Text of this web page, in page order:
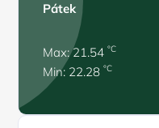
Pátek
Max: 21.54°C
Min: 22.28°C